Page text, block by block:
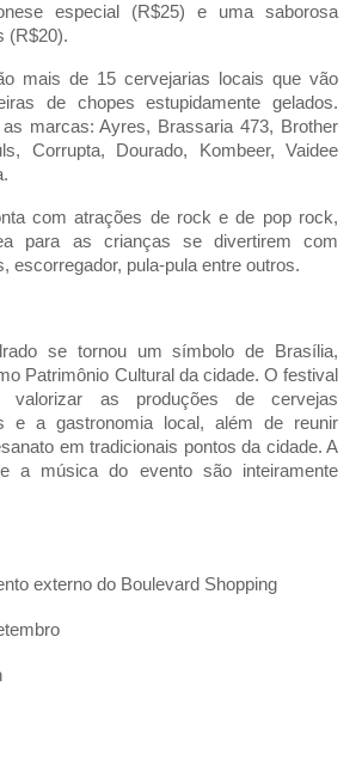
especial (R$25) e uma saborosa
(R$20).
mais de 15 cervejarias locais que vão
de chopes estupidamente gelados.
marcas: Ayres, Brassaria 473, Brother
Corrupta, Dourado, Kombeer, Vaidee
com atrações de rock e de pop rock,
para as crianças se divertirem com
escorregador, pula-pula entre outros.
se tornou um símbolo de Brasília,
Patrimônio Cultural da cidade. O festival
valorizar as produções de cervejas
e a gastronomia local, além de reunir
em tradicionais pontos da cidade. A
a música do evento são inteiramente
externo do Boulevard Shopping